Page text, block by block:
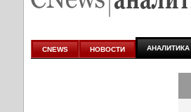
к аналитике
CNEWS НОВОСТИ АНАЛИТИКА